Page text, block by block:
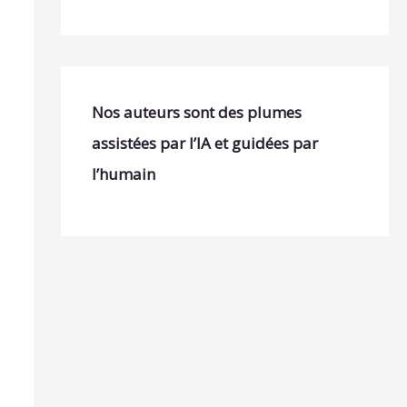
Nos auteurs sont des plumes
assistées par l’IA et guidées par
l’humain